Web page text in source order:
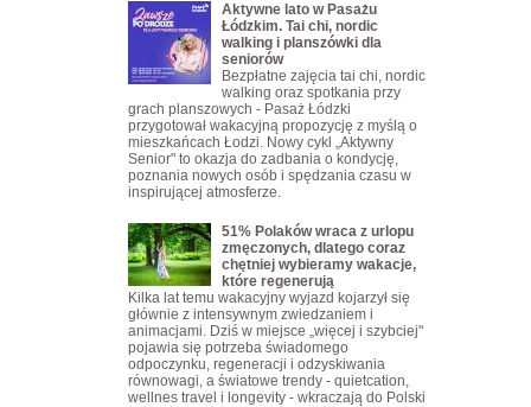
Aktywne lato w Pasażu
Łódzkim. Tai chi, nordic
walking i planszówki dla
seniorów
Bezpłatne zajęcia tai chi, nordic
walking oraz spotkania przy
grach planszowych - Pasaż Łódzki
przygotował wakacyjną propozycję z myślą o
mieszkańcach Łodzi. Nowy cykl „Aktywny
Senior" to okazja do zadbania o kondycję,
poznania nowych osób i spędzania czasu w
inspirującej atmosferze.
51% Polaków wraca z urlopu
zmęczonych, dlatego coraz
chętniej wybieramy wakacje,
które regenerują
Kilka lat temu wakacyjny wyjazd kojarzył się
głównie z intensywnym zwiedzaniem i
animacjami. Dziś w miejsce „więcej i szybciej"
pojawia się potrzeba świadomego
odpoczynku, regeneracji i odzyskiwania
równowagi, a światowe trendy - quietcation,
wellnes travel i longevity - wkraczają do Polski